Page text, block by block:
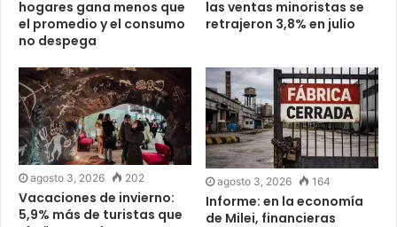
hogares gana menos que
el promedio y el consumo
no despega
las ventas minoristas se
retrajeron 3,8% en julio
agosto 3, 2026 202
Vacaciones de invierno:
5,9% más de turistas que
agosto 3, 2026 164
Informe: en la economía
de Milei, financieras